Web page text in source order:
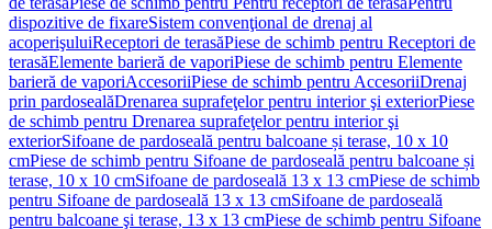
dispozitive de fixareSistem convenţional de drenaj al
acoperişuluiReceptori de terasăPiese de schimb pentru Receptori de
terasăElemente barieră de vaporiPiese de schimb pentru Elemente
barieră de vaporiAccesoriiPiese de schimb pentru AccesoriiDrenaj
prin pardosealăDrenarea suprafeţelor pentru interior şi exteriorPiese
de schimb pentru Drenarea suprafeţelor pentru interior şi
exteriorSifoane de pardoseală pentru balcoane și terase, 10 x 10
cmPiese de schimb pentru Sifoane de pardoseală pentru balcoane și
terase, 10 x 10 cmSifoane de pardoseală 13 x 13 cmPiese de schimb
pentru Sifoane de pardoseală 13 x 13 cmSifoane de pardoseală
pentru balcoane şi terase, 13 x 13 cmPiese de schimb pentru Sifoane